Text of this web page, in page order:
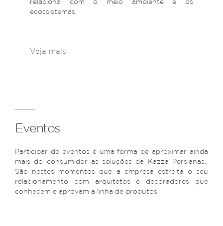
ecossistemas.
Veja mais
Eventos
Participar de eventos é uma forma de aproximar ainda
mais do consumidor as soluções da Kazza Persianas.
São nestes momentos que a empresa estreita o seu
relacionamento com arquitetos e decoradores que
conhecem e aprovam a linha de produtos.